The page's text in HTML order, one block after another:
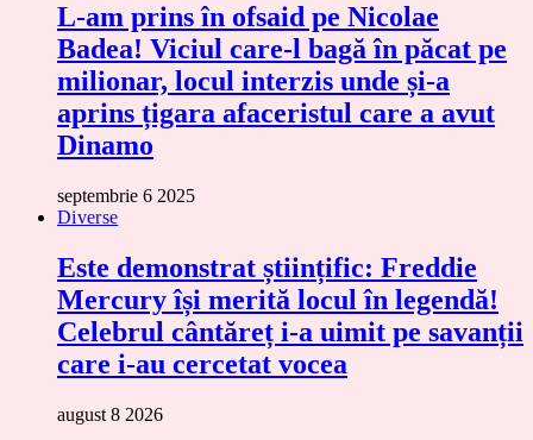
L-am prins în ofsaid pe Nicolae
Badea! Viciul care-l bagă în păcat pe
milionar, locul interzis unde și-a
aprins țigara afaceristul care a avut
Dinamo
septembrie 6 2025
Diverse
Este demonstrat științific: Freddie
Mercury își merită locul în legendă!
Celebrul cântăreț i-a uimit pe savanții
care i-au cercetat vocea
august 8 2026